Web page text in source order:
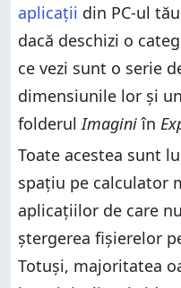
aplicații din PC-ul
dacă deschizi o
ce vezi sunt o serie
dimensiunile lor și
folderul Imaginiîn
Toate acestea sunt
spațiu pe calculator
aplicațiilor de care
ștergerea fișierelor
Totuși, majoritatea